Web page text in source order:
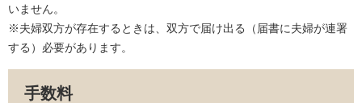
いません。
※夫婦双方が存在するときは、双方で届け出る（届書に夫婦が連署
する）必要があります。
手数料